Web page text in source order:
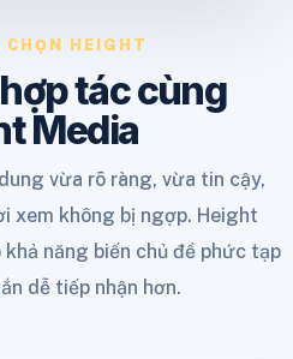
CHỌN HEIGHT
tác cùng
Media
vừa rõ ràng, vừa tin cậy,
xem không bị ngợp. Height
năng biến chủ đề phức tạp
dễ tiếp nhận hơn.